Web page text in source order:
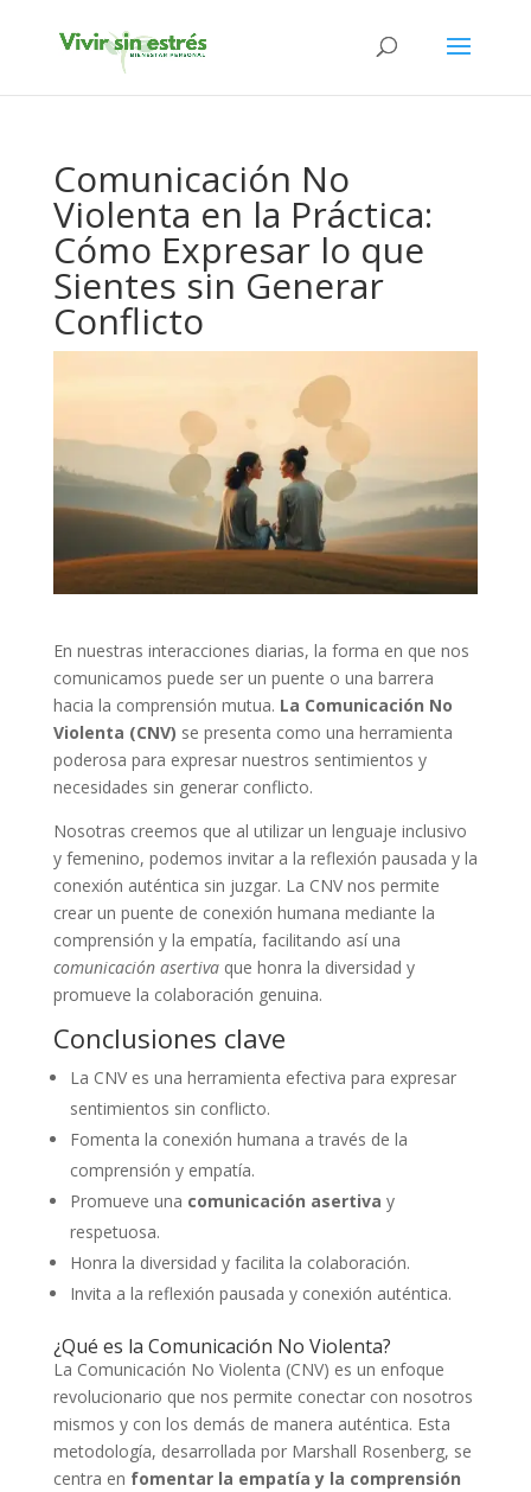
Comunicación No
Violenta en la Práctica:
Cómo Expresar lo que
Sientes sin Generar
Conflicto
En nuestras interacciones diarias, la forma en que nos
comunicamos puede ser un puente o una barrera
hacia la comprensión mutua. La Comunicación No
Violenta (CNV) se presenta como una herramienta
poderosa para expresar nuestros sentimientos y
necesidades sin generar conflicto.
Nosotras creemos que al utilizar un lenguaje inclusivo
y femenino, podemos invitar a la reflexión pausada y la
conexión auténtica sin juzgar. La CNV nos permite
crear un puente de conexión humana mediante la
comprensión y la empatía, facilitando así una
comunicación asertivaque honra la diversidad y
promueve la colaboración genuina.
Conclusiones clave
La CNV es una herramienta efectiva para expresar
sentimientos sin conflicto.
Fomenta la conexión humana a través de la
comprensión y empatía.
Promueve una comunicación asertiva y
respetuosa.
Honra la diversidad y facilita la colaboración.
Invita a la reflexión pausada y conexión auténtica.
¿Qué es la Comunicación No Violenta?
La Comunicación No Violenta (CNV) es un enfoque
revolucionario que nos permite conectar con nosotros
mismos y con los demás de manera auténtica. Esta
metodología, desarrollada por Marshall Rosenberg, se
centra en fomentar la empatía y la comprensión